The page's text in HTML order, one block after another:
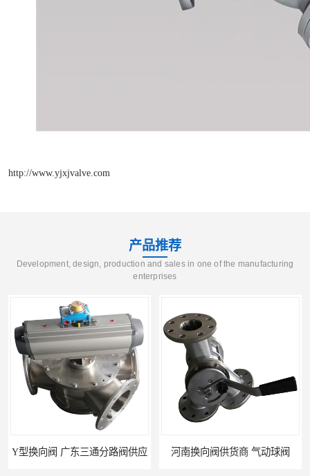
http://www.yjxjvalve.com
产品推荐
Development, design, production and sales in one of the manufacturing
enterprises
Y型换向阀 广东三通分路阀供应 河南换向阀供货商 气动球阀